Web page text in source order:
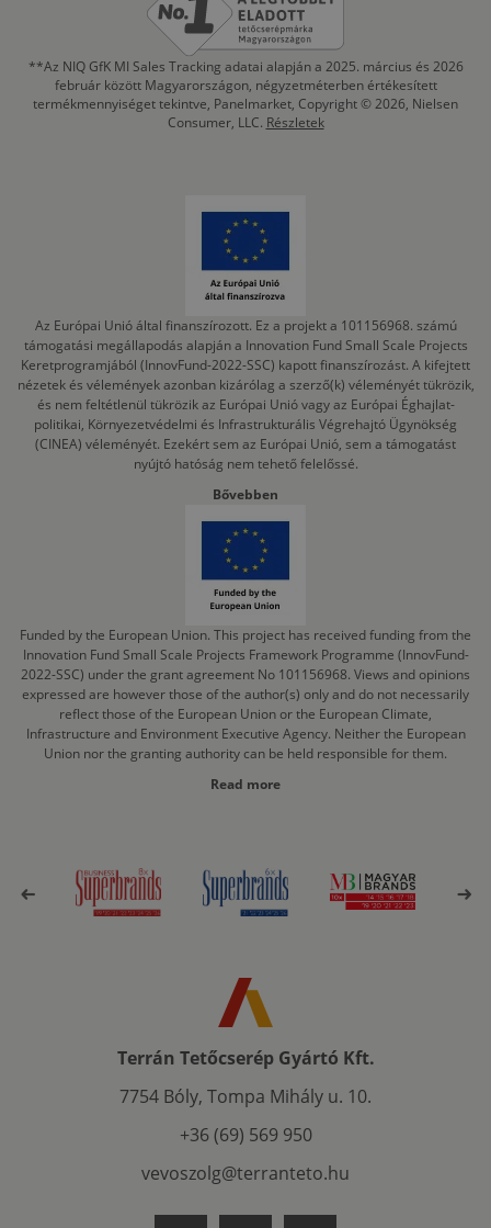
**Az NIQ GfK MI Sales Tracking adatai alapján a 2025. március és 2026
február között Magyarországon, négyzetméterben értékesített
termékmennyiséget tekintve, Panelmarket, Copyright © 2026, Nielsen
Consumer, LLC. Részletek
Az Európai Unió által finanszírozott. Ez a projekt a 101156968. számú
támogatási megállapodás alapján a Innovation Fund Small Scale Projects
Keretprogramjából (InnovFund-2022-SSC) kapott finanszírozást. A kifejtett
nézetek és vélemények azonban kizárólag a szerző(k) véleményét tükrözik,
és nem feltétlenül tükrözik az Európai Unió vagy az Európai Éghajlat-
politikai, Környezetvédelmi és Infrastrukturális Végrehajtó Ügynökség
(CINEA) véleményét. Ezekért sem az Európai Unió, sem a támogatást
nyújtó hatóság nem tehető felelőssé.
Bővebben
Funded by the European Union. This project has received funding from the
Innovation Fund Small Scale Projects Framework Programme (InnovFund-
2022-SSC) under the grant agreement No 101156968. Views and opinions
expressed are however those of the author(s) only and do not necessarily
reflect those of the European Union or the European Climate,
Infrastructure and Environment Executive Agency. Neither the European
Union nor the granting authority can be held responsible for them.
Read more
Terrán Tetőcserép Gyártó Kft.
7754 Bóly, Tompa Mihály u. 10.
+36 (69) 569 950
vevoszolg@terranteto.hu